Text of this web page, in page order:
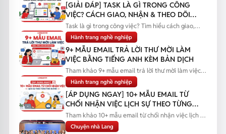
[GIẢI ĐÁP] TASK LÀ GÌ TRONG CÔNG
VIỆC? CÁCH GIAO, NHẬN & THEO DÕI
TASK
Task là gì trong công việc? Tìm hiểu cách giao,
nhận và theo dõi task...
Hành trang nghề nghiệp
9+ MẪU EMAIL TRẢ LỜI THƯ MỜI LÀM
VIỆC BẰNG TIẾNG ANH KÈM BẢN DỊCH
Tham khảo 9+ mẫu email trả lời thư mời làm việc
bằng tiếng Anh kèm bản...
Hành trang nghề nghiệp
[ÁP DỤNG NGAY] 10+ MẪU EMAIL TỪ
CHỐI NHẬN VIỆC LỊCH SỰ THEO TỪNG
TÌNH HUỐNG
Tham khảo 10+ mẫu email từ chối nhận việc lịch sự
theo từng tình huống...
Chuyện nhà Lang